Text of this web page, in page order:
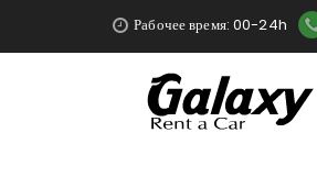
Color
Рабочее время: 00-24h